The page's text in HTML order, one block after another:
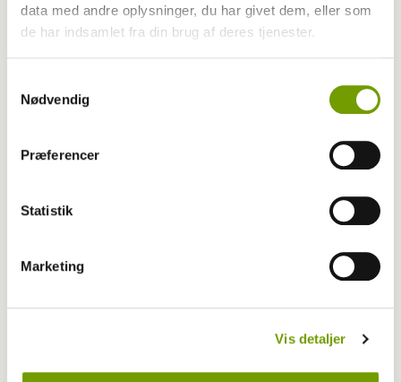
data med andre oplysninger, du har givet dem, eller som
de har indsamlet fra din brug af deres tjenester.
Nødvendig
Præferencer
Statistik
Marketing
Vis detaljer
Pressemeddelelser
02-02-2026 19:00, afRinnie Mathilde Ilsøe van Oosterhout
K9 Biathlon for alle inviterer til
Valentinesløb